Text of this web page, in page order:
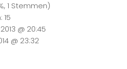
1 Stemmen)
@ 20:45
@ 23:32